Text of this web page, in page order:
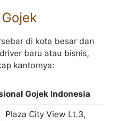
Gojek
di kota besar dan
baru atau bisnis,
kantornya:
Gojek Indonesia
Plaza City View Lt.3,